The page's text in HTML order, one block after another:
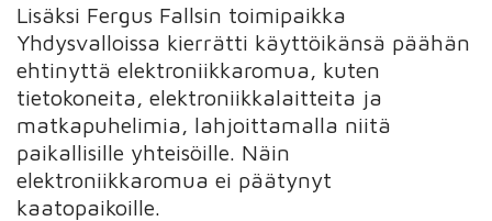
Lisäksi Fergus Fallsin toimipaikka
Yhdysvalloissa kierrätti käyttöikänsä päähän
ehtinyttä elektroniikkaromua, kuten
tietokoneita, elektroniikkalaitteita ja
matkapuhelimia, lahjoittamalla niitä
paikallisille yhteisöille. Näin
elektroniikkaromua ei päätynyt
kaatopaikoille.